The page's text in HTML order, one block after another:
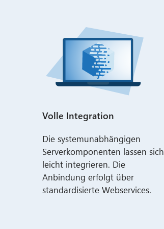
Volle Integration
Die systemunabhängigen
Serverkomponenten lassen sich
leicht integrieren. Die
Anbindung erfolgt über
standardisierte Webservices.